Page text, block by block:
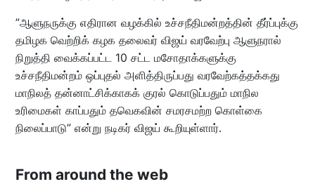
”ஆளுநருக்கு எதிரான வழக்கில் உச்சநீதிமன்றத்தின் தீர்ப்புக்கு
தமிழக வெற்றிக் கழக தலைவர் விஜய் வரவேற்பு ஆளுநரால்
நிறுத்தி வைக்கப்பட்ட 10 சட்ட மசோதாக்களுக்கு
உச்சநீதிமன்றம் ஒப்புதல் அளித்திருப்பது வரவேற்கத்தக்கது
மாநிலத் தன்னாட்சிக்காகக் குரல் கொடுப்பதும் மாநில
உரிமைகள் காப்பதும் தவெகவின் சமரசமற்ற கொள்கை
நிலைப்பாடு” என்று நடிகர் விஜய் கூறியுள்ளார்.
From around the web